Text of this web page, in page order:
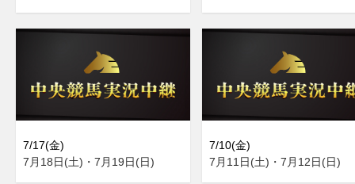
7/17(金)
7月18日(土)・7月19日(日)
7/10(金)
7月11日(土)・7月12日(日)